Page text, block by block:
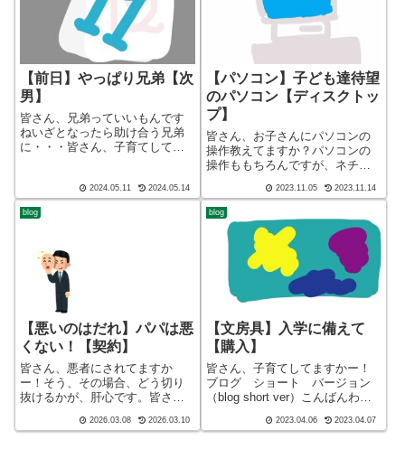
【前日】やっぱり兄弟【次
男】
皆さん、兄弟っていいもんです
ねいざとなったら助け合う兄弟
に・・・皆さん、子育てしてま
ばんわ、迷答座布団ブログの運
営をしているざぶ
(@meitou_zabuton)です。...
2024.05.11 2024.05.14
【パソコン】子ども達待望
のパソコン【ディスクトッ
プ】
皆さん、お子さんにパソコンの
操作教えてますか？パソコンの
操作ももちろんですが、ネチケ
皆さん、子育てしてますかー！
ブログ ショート バージョン
（blog short ver）こんばんわ、
迷答座布団ブログの運営をし
2023.11.05 2023.11.14
blog
【悪いのはだれ】パパは悪
くない！【契約】
皆さん、悪者にされてますか
ー！そう、その場合、どう切り
抜けるかが、肝心です。皆さ
ばんわ、迷答座布団ブログの運
2026.03.08 2026.03.10
blog
【文房具】入学に備えて
【購入】
皆さん、子育てしてますかー！
ブログ ショート バージョン
（blog short ver）こんばんわ、
いる ざぶ(@meitou_zabuton)で
2023.04.06 2023.04.07